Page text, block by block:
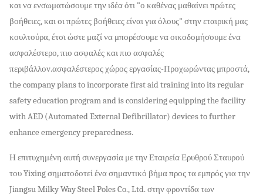
και να ενσωματώσουμε την ιδέα ότι "ο καθένας μαθαίνει πρώτες
βοήθειες, και οι πρώτες βοήθειες είναι για όλους" στην εταιρική μας
κουλτούρα, έτσι ώστε μαζί να μπορέσουμε να οικοδομήσουμε ένα
ασφαλέστερο, πιο ασφαλές και πιο ασφαλές
περιβάλλον.ασφαλέστερος χώρος εργασίας-Προχωρώντας μπροστά,
the company plans to incorporate first aid training into its regular
safety education program and is considering equipping the facility
with AED (Automated External Defibrillator) devices to further
enhance emergency preparedness.
Η επιτυχημένη αυτή συνεργασία με την Εταιρεία Ερυθρού Σταυρού
του Yixing σηματοδοτεί ένα σημαντικό βήμα προς τα εμπρός για την
Jiangsu Milky Way Steel Poles Co., Ltd. στην φροντίδα των